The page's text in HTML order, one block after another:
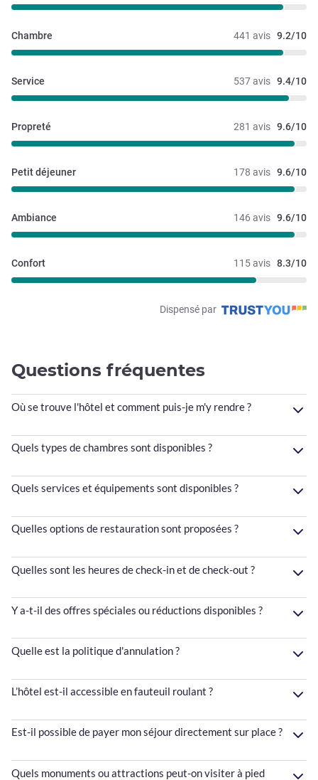
441 avis 9.2/10
Chambre
537 avis 9.4/10
Service
281 avis 9.6/10
Propreté
178 avis 9.6/10
Petit déjeuner
146 avis 9.6/10
Ambiance
115 avis 8.3/10
Confort
Dispensé par
Questions fréquentes
Où se trouve l'hôtel et comment puis-je m'y rendre ?
Quels types de chambres sont disponibles ?
Quels services et équipements sont disponibles ?
Quelles options de restauration sont proposées ?
Quelles sont les heures de check-in et de check-out ?
Y a-t-il des offres spéciales ou réductions disponibles ?
Quelle est la politique d'annulation ?
L’hôtel est-il accessible en fauteuil roulant ?
Est-il possible de payer mon séjour directement sur place ?
Quels monuments ou attractions peut-on visiter à pied